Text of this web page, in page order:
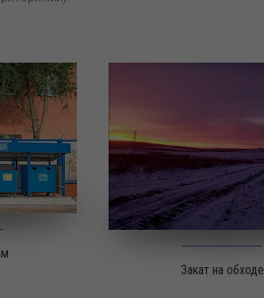
Закат на обходе